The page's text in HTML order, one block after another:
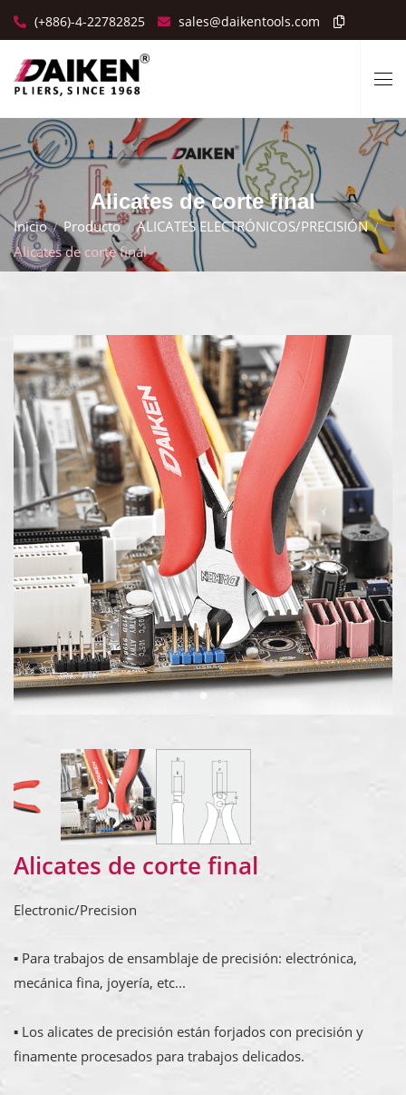
(+886)-4-22782825 sales@daikentools.com
Alicates de corte final
Inicio Producto
ALICATES ELECTRÓNICOS/PRECISIÓN
Alicates de corte final
Alicates de corte final
Electronic/Precision
▪ Para trabajos de ensamblaje de precisión: electrónica,
mecánica fina, joyería, etc...
▪ Los alicates de precisión están forjados con precisión y
finamente procesados para trabajos delicados.